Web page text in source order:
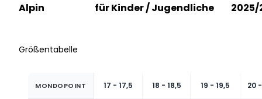
Alpin für Kinder / Jugendliche 2025/
Größentabelle
MONDOPOINT 17 - 17,5 18 - 18,5 19 - 19,5 20